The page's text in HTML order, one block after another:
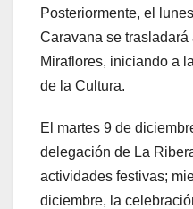
Posteriormente, el
Caravana se
Miraflores, iniciando a
de la Cultura.
El martes 9 de
delegación de La
actividades festivas;
diciembre, la